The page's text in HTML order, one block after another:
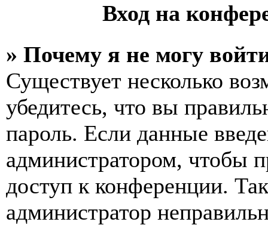
Вход на
» Почему я не могу
Существует несколько
убедитесь, что вы
пароль. Если данные
администратором, чтобы
доступ к конференции.
администратор